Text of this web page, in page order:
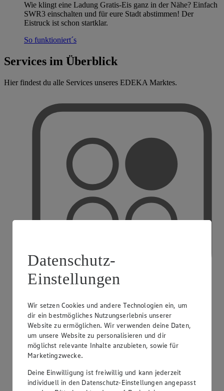
Wie klingt eine Ladung Gratis-Eis ganz in der Nähe? Einfach
SWR3 einschalten und für eure Stadt abstimmen! Der
Eistruck ist schon startklar.
So funktioniert´s
Services im Überblick
Hier findest du alle Services unseres EDEKA Marktes.
PAYBACK
Datenschutz-
Einstellungen
Wir setzen Cookies und andere Technologien ein, um
dir ein bestmögliches Nutzungserlebnis unserer
Website zu ermöglichen. Wir verwenden deine Daten,
um unsere Website zu personalisieren und dir
möglichst relevante Inhalte anzubieten, sowie für
Marketingzwecke.
Deine Einwilligung ist freiwillig und kann jederzeit
individuell in den Datenschutz-Einstellungen angepasst